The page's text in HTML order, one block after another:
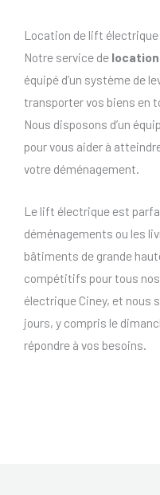
Location de lift électrique
Notre service de
équipé d’un système de
transporter vos biens en
Nous disposons d’un
pour vous aider à
votre déménagement.
Le lift électrique est
déménagements ou les
bâtiments de grande
compétitifs pour tous
électrique Ciney, et nous
jours, y compris le
répondre à vos besoins.